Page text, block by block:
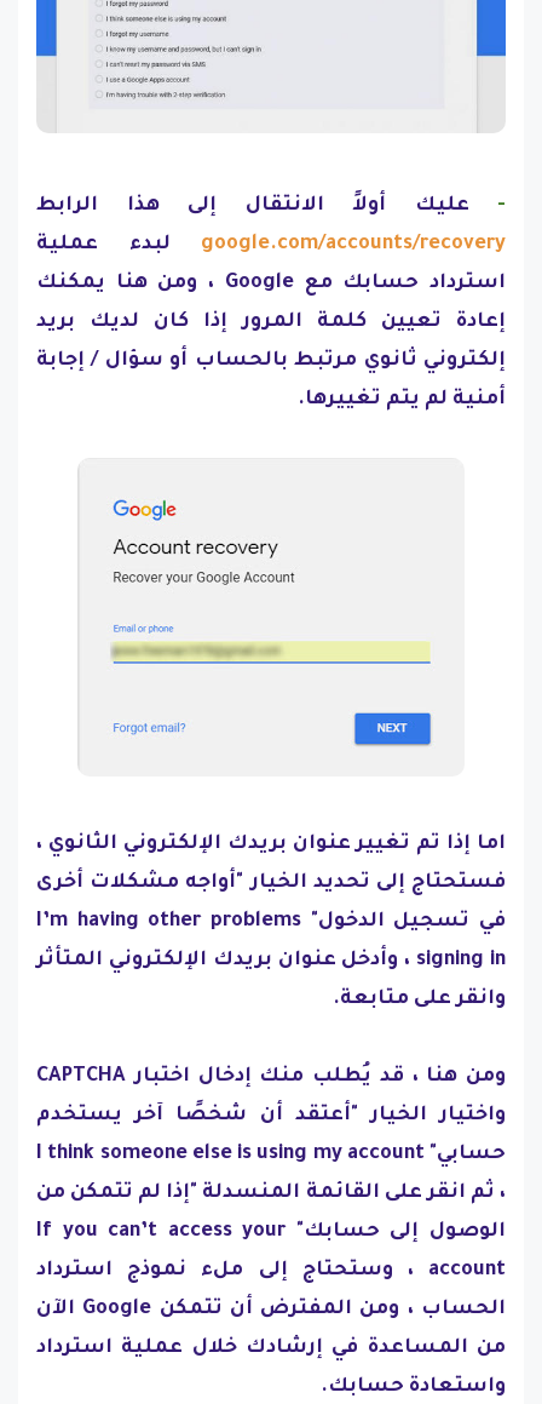
- عليك أولاً الانتقال إلى هذا الرابط
google.com/accounts/recovery
لبدء عملية
استرداد حسابك مع Google ، ومن هنا يمكنك
إعادة تعيين كلمة المرور إذا كان لديك بريد
إلكتروني ثانوي مرتبط بالحساب أو سؤال / إجابة
أمنية لم يتم تغييرها.
اما إذا تم تغيير عنوان بريدك الإلكتروني الثانوي ،
فستحتاج إلى تحديد الخيار "أواجه مشكلات أخرى
في تسجيل الدخول" I’m having other problems
signing in ، وأدخل عنوان بريدك الإلكتروني المتأثر
وانقر على متابعة.
ومن هنا ، قد يُطلب منك إدخال اختبار CAPTCHA
واختيار الخيار "أعتقد أن شخصًا آخر يستخدم
حسابي" I think someone else is using my account
، ثم انقر على القائمة المنسدلة "إذا لم تتمكن من
الوصول إلى حسابك" If you can’t access your
account ، وستحتاج إلى ملء نموذج استرداد
الحساب ، ومن المفترض أن تتمكن Google الآن
من المساعدة في إرشادك خلال عملية استرداد
واستعادة حسابك.